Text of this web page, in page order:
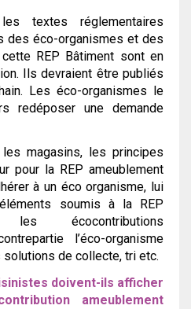
les textes réglementaires
des éco-organismes et des
REP Bâtiment sont en
Ils devraient être publiés
Les éco-organismes le
redéposer une demande
magasins, les principes
pour la REP ameublement
à un éco organisme, lui
soumis à la REP
écocontributions
l’éco-organisme
de collecte, tri etc.
doivent-ils afficher
ameublement